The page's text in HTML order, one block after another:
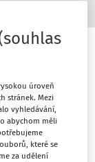
x
úroveň
stránek. Mezi
vyhledávání,
abychom měli
které se
za udělení